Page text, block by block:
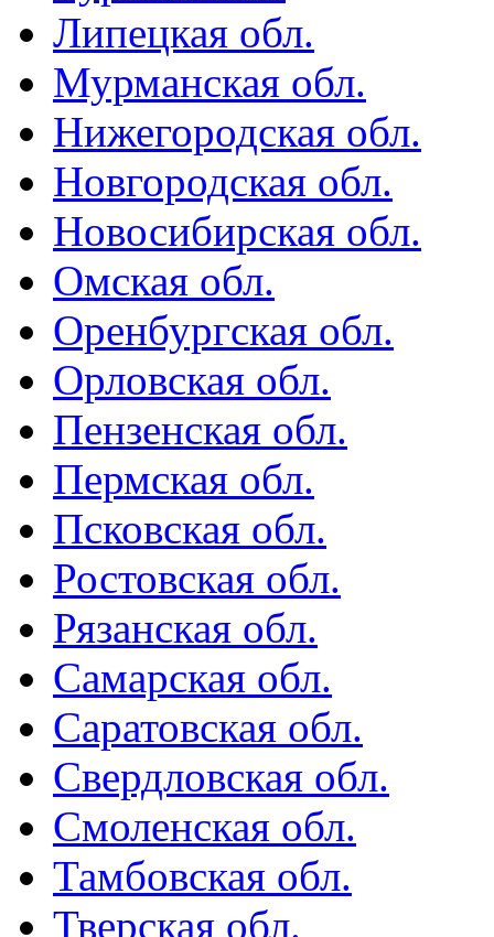
Липецкая обл.
Мурманская обл.
Нижегородская обл.
Новгородская обл.
Новосибирская обл.
Омская обл.
Оренбургская обл.
Орловская обл.
Пензенская обл.
Пермская обл.
Псковская обл.
Ростовская обл.
Рязанская обл.
Самарская обл.
Саратовская обл.
Свердловская обл.
Смоленская обл.
Тамбовская обл.
Тверская обл.